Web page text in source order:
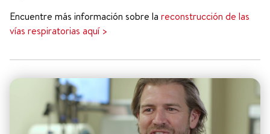
Encuentre más información sobre la reconstrucción de las
vías respiratorias aquí >